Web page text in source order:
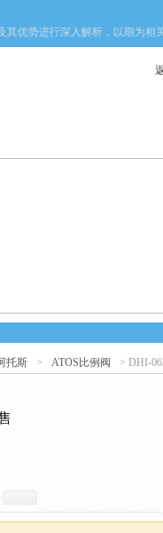
行深入解析，以期为相关
托斯 > ATOS比例阀 > DHI-